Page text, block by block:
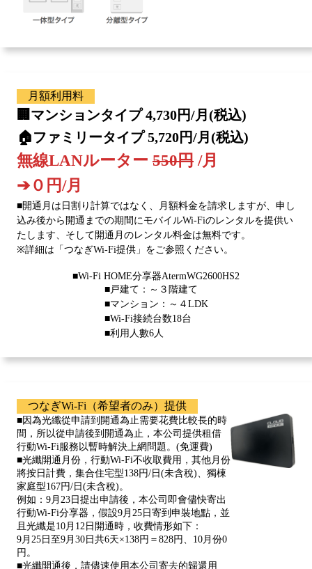
月額利用料
🏢マンションタイプ 4,730円/月(税込)
🏠ファミリータイプ 5,720円/月(税込)
無線LANルーター 550円 /月
➔０円/月
■開通月は日割り計算ではなく、月額料金を請求しますが、申し
込み後から開通までの期間にモバイルWi-Fiのレンタルを提供い
たします、そして開通月のレンタル料金は無料です。
※詳細は 「つなぎWi-Fi提供」 をご参照ください。
■Wi-Fi HOME分享器AtermWG2600HS2
■戸建て：～３階建て
■マンション：～４LDK
■Wi-Fi接続台数18台
■利用人數6人
つなぎWi-Fi（希望者のみ）提供
■因為光纖從申請到開通為止需要花費比較長的時
間，所以從申請後到開通為止，本公司提供租借
行動Wi-Fi服務以暫時解決上網問題。(免運費)
■光纖開通月份，行動Wi-Fi不收取費用，其他月份
將按日計費，集合住宅型138円/日(未含稅)、獨棟
家庭型167円/日(未含稅)。
例如：9月23日提出申請後，本公司即會儘快寄出
行動Wi-Fi分享器，假設9月25日寄到申裝地點，並
且光纖是10月12日開通時，收費情形如下：
9月25日至9月30日共6天×138円＝828円、10月份0
円。
■光纖開通後，請儘速使用本公司寄去的歸還用